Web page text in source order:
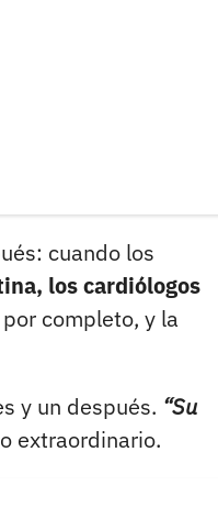
cuando los
los cardiólogos
completo, y la
y un después. “Su
extraordinario.